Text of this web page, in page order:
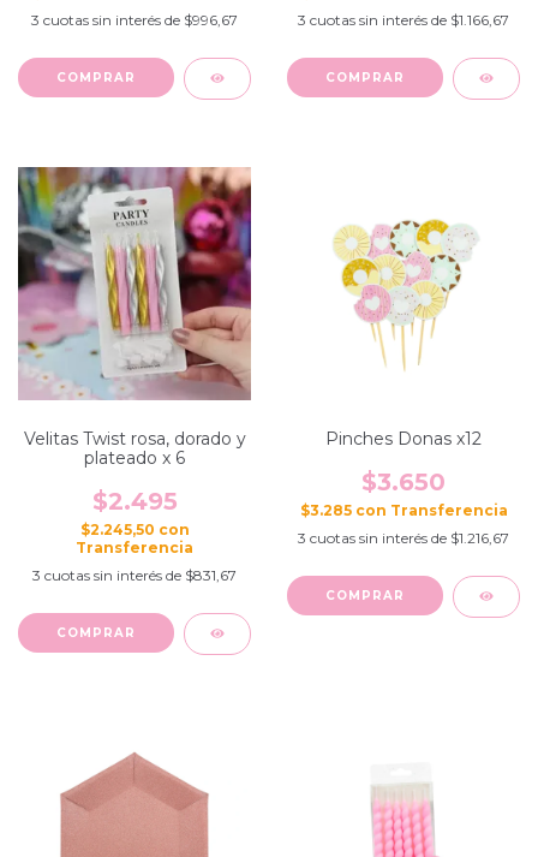
3 cuotas sin interés de $996,67
3 cuotas sin interés de $1.166,67
Velitas Twist rosa, dorado y
plateado x 6
$2.495
$2.245,50 con
3 cuotas sin interés de $831,67
Pinches Donas x12
$3.650
$3.285 con
3 cuotas sin interés de $1.216,67